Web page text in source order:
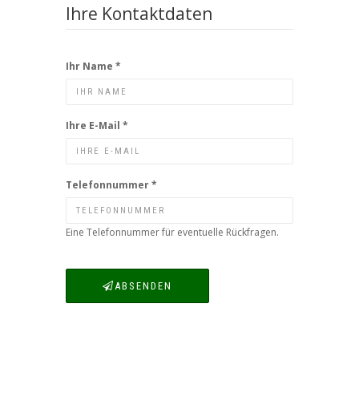
Ihre Kontaktdaten
Ihr Name*
Ihre E-Mail*
Telefonnummer*
Eine Telefonnummer für eventuelle Rückfragen.
ABSENDEN